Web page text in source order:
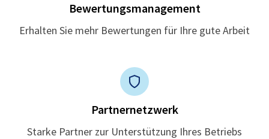
Bewertungsmanagement
Erhalten Sie mehr Bewertungen für Ihre gute Arbeit
Partnernetzwerk
Starke Partner zur Unterstützung Ihres Betriebs